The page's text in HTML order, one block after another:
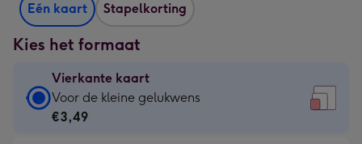
Eén kaart Stapelkorting
Kies het formaat
Vierkante kaart
Vierkante
kaart
Voor de kleine gelukwens
€3,49